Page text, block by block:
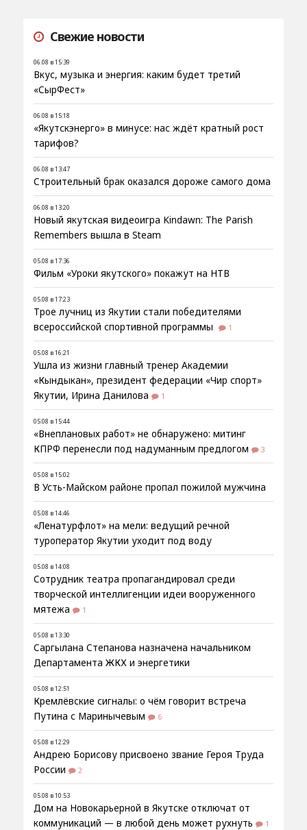
Свежие новости
06.08 в 15:39
Вкус, музыка и энергия: каким будет третий
«СырФест»
06.08 в 15:18
«Якутскэнерго» в минусе: нас ждёт кратный рост
тарифов?
06.08 в 13:47
Строительный брак оказался дороже самого дома
06.08 в 13:20
Новый якутская видеоигра Kindawn: The Parish
Remembers вышла в Steam
05.08 в 17:36
Фильм «Уроки якутского» покажут на НТВ
05.08 в 17:23
Трое лучниц из Якутии стали победителями
всероссийской спортивной программы
1
05.08 в 16:21
Ушла из жизни главный тренер Академии
«Кындыкан», президент федерации «Чир спорт»
Якутии, Ирина Данилова
1
05.08 в 15:44
«Внеплановых работ» не обнаружено: митинг
КПРФ перенесли под надуманным предлогом
3
05.08 в 15:02
В Усть-Майском районе пропал пожилой мужчина
05.08 в 14:46
«Ленатурфлот» на мели: ведущий речной
туроператор Якутии уходит под воду
05.08 в 14:08
Сотрудник театра пропагандировал среди
творческой интеллигенции идеи вооруженного
мятежа
1
05.08 в 13:30
Саргылана Степанова назначена начальником
Департамента ЖКХ и энергетики
05.08 в 12:51
Кремлёвские сигналы: о чём говорит встреча
Путина с Маринычевым
6
05.08 в 12:29
Андрею Борисову присвоено звание Героя Труда
России
2
05.08 в 10:53
Дом на Новокарьерной в Якутске отключат от
коммуникаций — в любой день может рухнуть
1